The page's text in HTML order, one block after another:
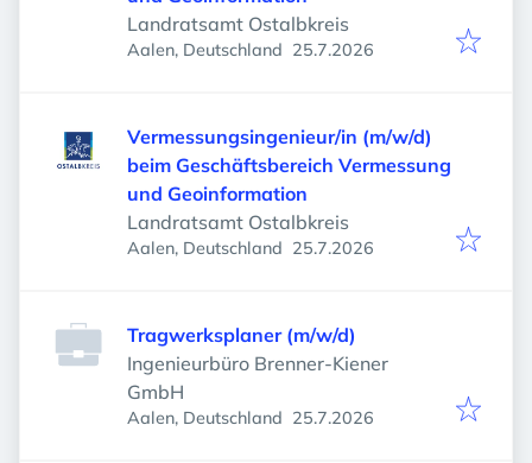
Landratsamt Ostalbkreis
Aalen, Deutschland Veröffentlicht
25.7.2026
Vermessungsingenieur/in (m/w/d)
beim Geschäftsbereich Vermessung
und Geoinformation
Landratsamt Ostalbkreis
Aalen, Deutschland Veröffentlicht
25.7.2026
Tragwerksplaner (m/w/d)
Ingenieurbüro Brenner-Kiener
GmbH
Aalen, Deutschland Veröffentlicht
25.7.2026